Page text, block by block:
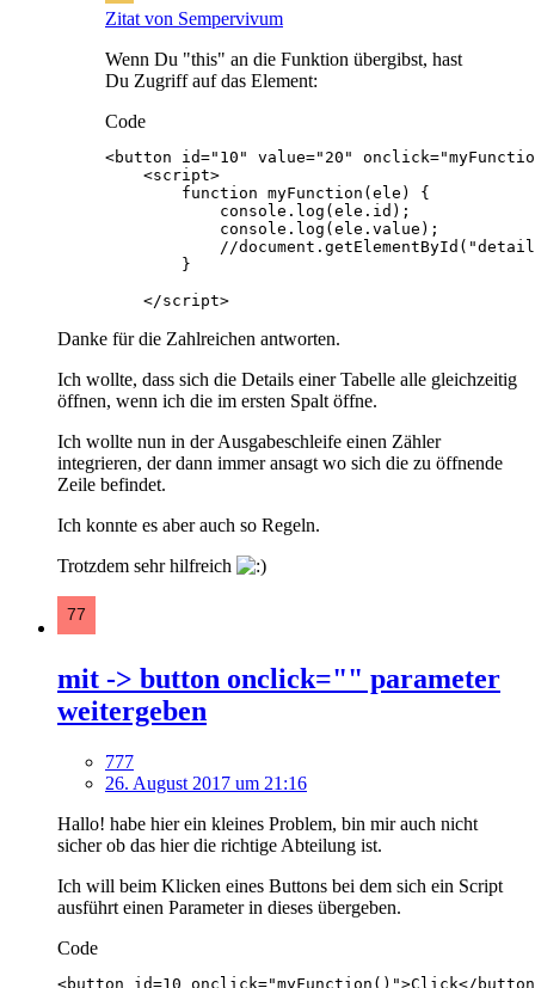
Zitat von Sempervivum
Wenn Du "this" an die Funktion übergibst, hast
Du Zugriff auf das Element:
Code
    </script>
Danke für die Zahlreichen antworten.
Ich wollte, dass sich die Details einer Tabelle alle gleichzeitig
öffnen, wenn ich die im ersten Spalt öffne.
Ich wollte nun in der Ausgabeschleife einen Zähler
integrieren, der dann immer ansagt wo sich die zu öffnende
Zeile befindet.
Ich konnte es aber auch so Regeln.
Trotzdem sehr hilfreich
mit -> button onclick="" parameter
weitergeben
777
26. August 2017 um 21:16
Hallo! habe hier ein kleines Problem, bin mir auch nicht
sicher ob das hier die richtige Abteilung ist.
Ich will beim Klicken eines Buttons bei dem sich ein Script
ausführt einen Parameter in dieses übergeben.
Code